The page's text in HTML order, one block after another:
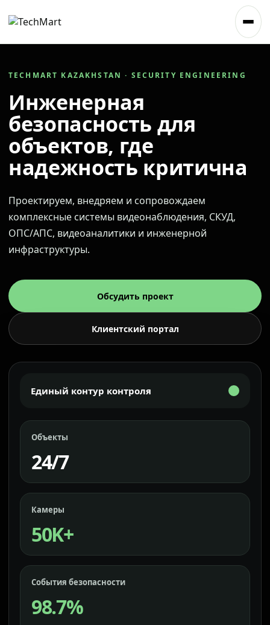
TECHMART KAZAKHSTAN · SECURITY ENGINEERING
Инженерная
безопасность для
объектов, где
надежность критична
Проектируем, внедряем и сопровождаем
комплексные системы видеонаблюдения, СКУД,
ОПС/АПС, видеоаналитики и инженерной
инфраструктуры.
Обсудить проект
Клиентский портал
Единый контур контроля
Объекты
24/7
Камеры
50K+
События безопасности
98.7%